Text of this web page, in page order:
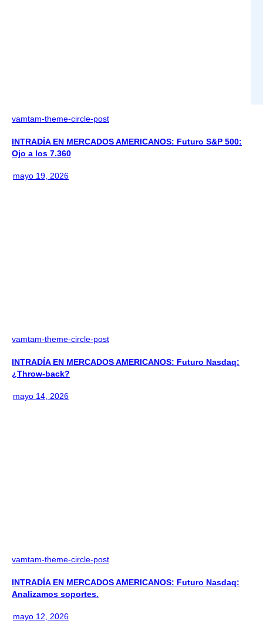
vamtam-theme-circle-post
INTRADÍA EN MERCADOS AMERICANOS: Futuro S&P 500:
Ojo a los 7.360
mayo 19, 2026
vamtam-theme-circle-post
INTRADÍA EN MERCADOS AMERICANOS: Futuro Nasdaq:
¿Throw-back?
mayo 14, 2026
vamtam-theme-circle-post
INTRADÍA EN MERCADOS AMERICANOS: Futuro Nasdaq:
Analizamos soportes.
mayo 12, 2026